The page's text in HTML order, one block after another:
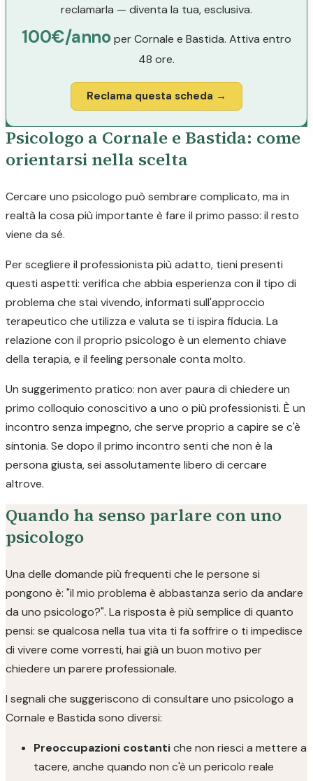
reclamarla — diventa la tua, esclusiva.
100€/annoper Cornale e Bastida. Attiva entro
48 ore.
Reclama questa scheda →
Psicologo a Cornale e Bastida: come
orientarsi nella scelta
Cercare uno psicologo può sembrare complicato, ma in
realtà la cosa più importante è fare il primo passo: il resto
viene da sé.
Per scegliere il professionista più adatto, tieni presenti
questi aspetti: verifica che abbia esperienza con il tipo di
problema che stai vivendo, informati sull'approccio
terapeutico che utilizza e valuta se ti ispira fiducia. La
relazione con il proprio psicologo è un elemento chiave
della terapia, e il feeling personale conta molto.
Un suggerimento pratico: non aver paura di chiedere un
primo colloquio conoscitivo a uno o più professionisti. È un
incontro senza impegno, che serve proprio a capire se c'è
sintonia. Se dopo il primo incontro senti che non è la
persona giusta, sei assolutamente libero di cercare
altrove.
Quando ha senso parlare con uno
psicologo
Una delle domande più frequenti che le persone si
pongono è: "il mio problema è abbastanza serio da andare
da uno psicologo?". La risposta è più semplice di quanto
pensi: se qualcosa nella tua vita ti fa soffrire o ti impedisce
di vivere come vorresti, hai già un buon motivo per
chiedere un parere professionale.
I segnali che suggeriscono di consultare uno psicologo a
Cornale e Bastida sono diversi:
Preoccupazioni costantiche non riesci a mettere a
tacere, anche quando non c'è un pericolo reale